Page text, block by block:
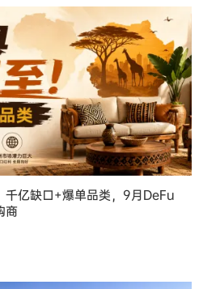
千亿缺口+爆单品类，9月DeFu
商